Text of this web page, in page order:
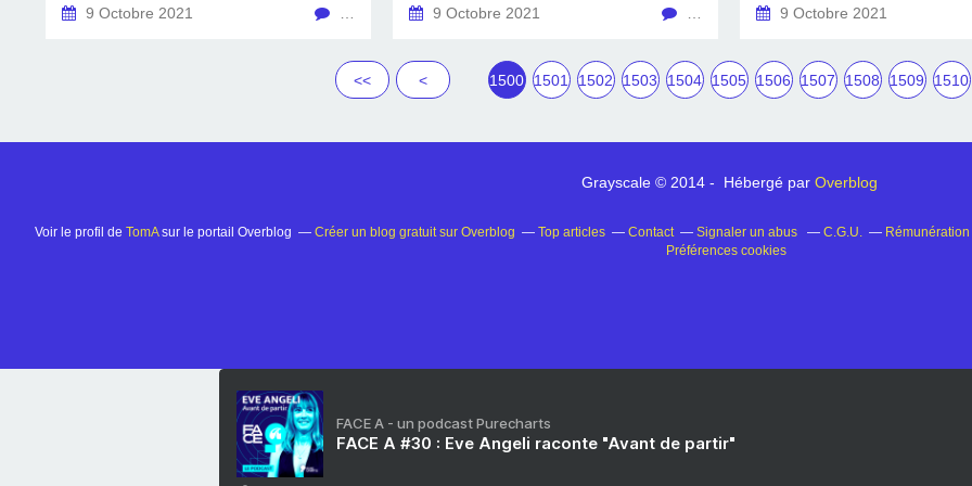
9 Octobre 2021 9 Octobre 2021 9 Octobre 2021
<< < 1500 1501 1502 1503 1504 1505 1506 1507 1508 1509 1510
Grayscale © 2014 - Hébergé par Overblog
Voir le profil de TomAsur le portail Overblog Créer un blog gratuit sur Overblog Top articles Contact Signaler un abus C.G.U.
Préférences cookies
FACE A - un podcast Purecharts
FACE A #30 : Eve Angeli raconte "Avant de partir"